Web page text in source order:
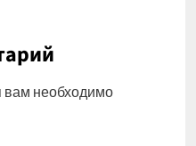
вам необходимо